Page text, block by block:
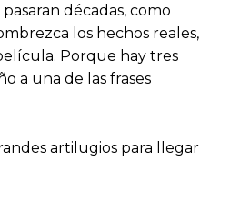
décadas, como
los hechos reales,
Porque hay tres
a una de las frases
artilugios para llegar